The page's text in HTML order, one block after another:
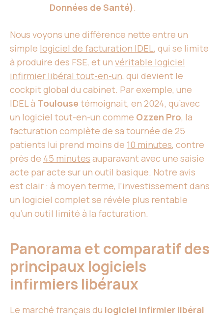
Données de Santé).
Nous voyons une différence nette entre un
simple logiciel de facturation IDEL, qui se limite
à produire des FSE, et un véritable logiciel
infirmier libéral tout-en-un, qui devient le
cockpit global du cabinet. Par exemple, une
IDEL à Toulouse témoignait, en 2024, qu’avec
un logiciel tout-en-un comme Ozzen Pro, la
facturation complète de sa tournée de 25
patients lui prend moins de 10 minutes, contre
près de 45 minutes auparavant avec une saisie
acte par acte sur un outil basique. Notre avis
est clair : à moyen terme, l’investissement dans
un logiciel complet se révèle plus rentable
qu’un outil limité à la facturation.
Panorama et comparatif des
principaux logiciels
infirmiers libéraux
Le marché français du logiciel infirmier libéral